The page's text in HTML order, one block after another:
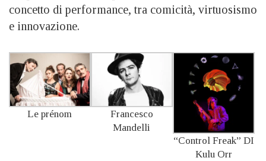
concetto di performance, tra comicità, virtuosismo
e innovazione.
Le prénom
Francesco
Mandelli
“Control Freak” DI
Kulu Orr